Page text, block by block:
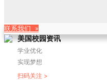
联系我们 »
美国校园资讯
学业优化
实现梦想
扫码关注 >